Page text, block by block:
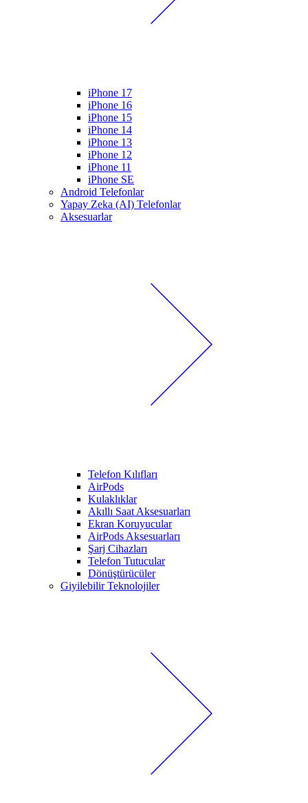
iPhone 17
iPhone 16
iPhone 15
iPhone 14
iPhone 13
iPhone 12
iPhone 11
iPhone SE
Android Telefonlar
Yapay Zeka (AI) Telefonlar
Aksesuarlar
Telefon Kılıfları
AirPods
Kulaklıklar
Akıllı Saat Aksesuarları
Ekran Koruyucular
AirPods Aksesuarları
Şarj Cihazları
Telefon Tutucular
Dönüştürücüler
Giyilebilir Teknolojiler